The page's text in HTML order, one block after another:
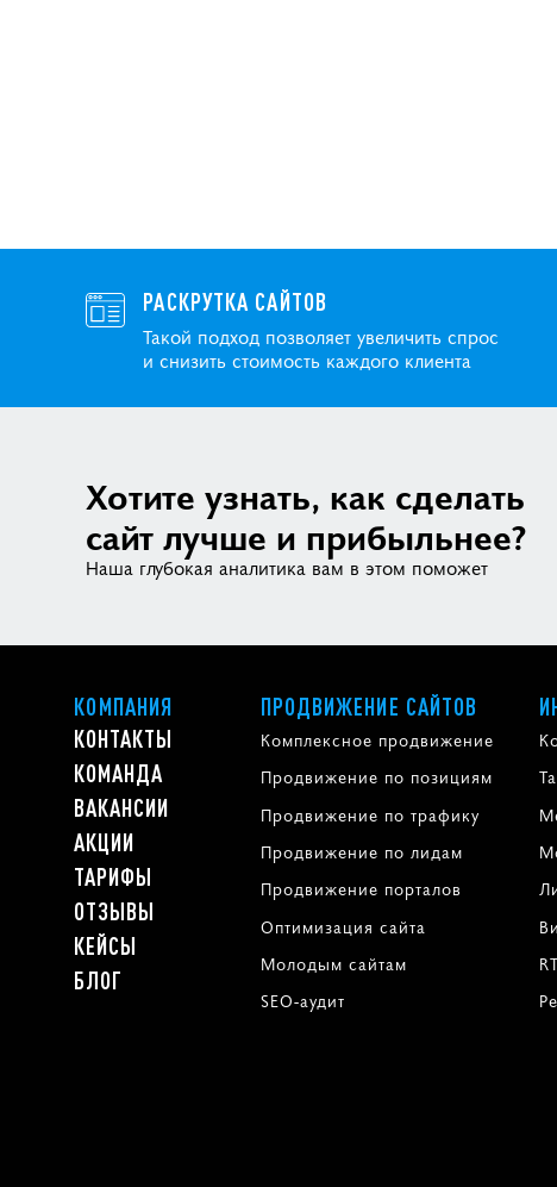
РАСКРУТКА САЙТОВ
Такой подход позволяет увеличить спрос
и снизить стоимость каждого клиента
Хотите узнать, как сделать
сайт лучше и прибыльнее?
Наша глубокая аналитика вам в этом поможет
КОМПАНИЯ
КОНТАКТЫ
КОМАНДА
ВАКАНСИИ
АКЦИИ
ТАРИФЫ
ОТЗЫВЫ
КЕЙСЫ
БЛОГ
ПРОДВИЖЕНИЕ САЙТОВ
Комплексное продвижение
Продвижение по позициям
Продвижение по трафику
Продвижение по лидам
Продвижение порталов
Оптимизация сайта
Молодым сайтам
SEO-аудит